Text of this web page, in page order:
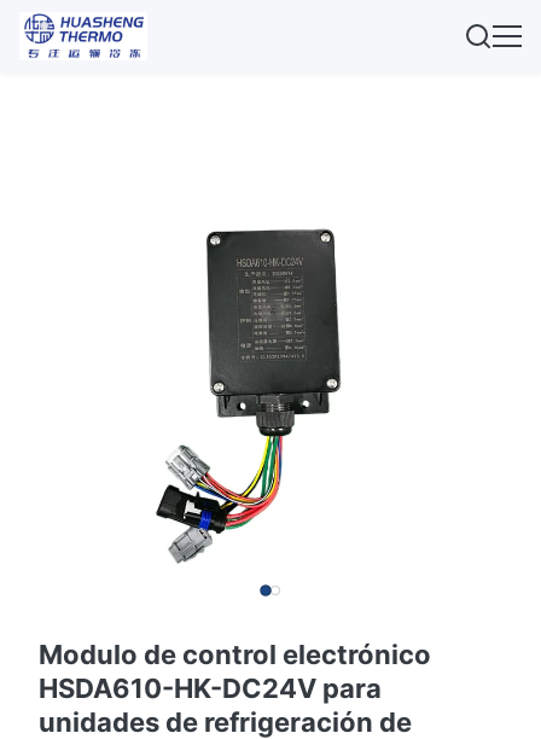
Modulo de control electrónico
HSDA610-HK-DC24V para
unidades de refrigeración de